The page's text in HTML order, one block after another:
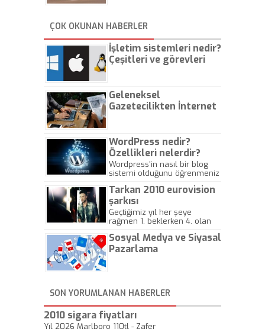
ÇOK OKUNAN HABERLER
İşletim sistemleri nedir?
Çeşitleri ve görevleri
Geleneksel
Gazetecilikten İnternet
WordPress nedir?
Özellikleri nelerdir?
Wordpress'in nasıl bir blog
sistemi olduğunu öğrenmeniz
Tarkan 2010 eurovision
şarkısı
Geçtiğimiz yıl her şeye
rağmen 1. beklerken 4. olan
gösterisinin bu yarışmada
önemli olmadığını anlamıştır.
Sosyal Medya ve Siyasal
Pazarlama
SON YORUMLANAN HABERLER
2010 sigara fiyatları
Yıl 2026 Marlboro 110tl - Zafer